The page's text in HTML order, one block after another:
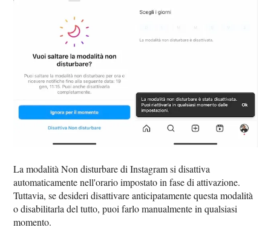
La modalità Non disturbare di Instagram si disattiva
automaticamente nell'orario impostato in fase di attivazione.
Tuttavia, se desideri disattivare anticipatamente questa modalità
o disabilitarla del tutto, puoi farlo manualmente in qualsiasi
momento.